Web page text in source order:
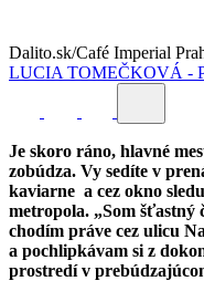
Dalito.sk/Café Imperial
LUCIA TOMEČKOVÁ -
Je skoro ráno, hlavné
zobúdza. Vy sedíte v
kaviarne a cez okno
metropola. „Som šťastný
chodím práve cez ulicu
a pochlipkávam si z
prostredí v